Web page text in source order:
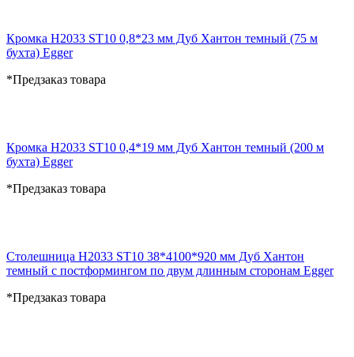
Кромка H2033 ST10 0,8*23 мм Дуб Хантон темный (75 м
бухта) Egger
*Предзаказ товара
Кромка H2033 ST10 0,4*19 мм Дуб Хантон темный (200 м
бухта) Egger
*Предзаказ товара
Столешница H2033 ST10 38*4100*920 мм Дуб Хантон
темный с постформингом по двум длинным сторонам Egger
*Предзаказ товара